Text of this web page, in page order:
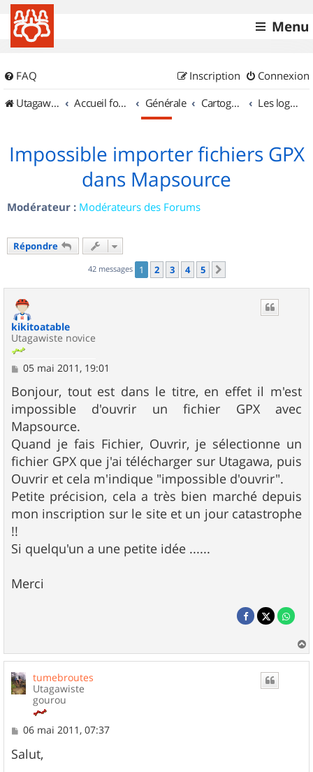
Menu
FAQ Connexion
Inscription
UtagawaVTT (Randos VTT et VTTAE avec traces GPS)
Accueil forum Générale Cartographie et GPS Les logiciels
Impossible importer fichiers GPX
dans Mapsource
Modérateur : Modérateurs des Forums
Répondre
42 messages 1 2 3 4 5
kikitoatable
Utagawiste novice
M
s
s
a
g
e
05 mai 2011, 19:01
Bonjour, tout est dans le titre, en effet il m'est
impossible d'ouvrir un fichier GPX avec
Mapsource.
Quand je fais Fichier, Ouvrir, je sélectionne un
fichier GPX que j'ai télécharger sur Utagawa, puis
Ouvrir et cela m'indique "impossible d'ouvrir".
Petite précision, cela a très bien marché depuis
mon inscription sur le site et un jour catastrophe
!!
Si quelqu'un a une petite idée ......
Merci
a
tumebroutes
Utagawiste
gourou
M
s
s
06 mai 2011, 07:37
Salut,